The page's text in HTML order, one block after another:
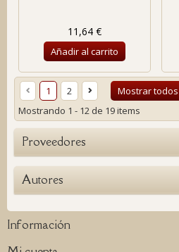
11,64 €
Añadir al carrito
Mostrar todos
1
2
Mostrando 1 - 12 de 19 items
Proveedores
Autores
Información